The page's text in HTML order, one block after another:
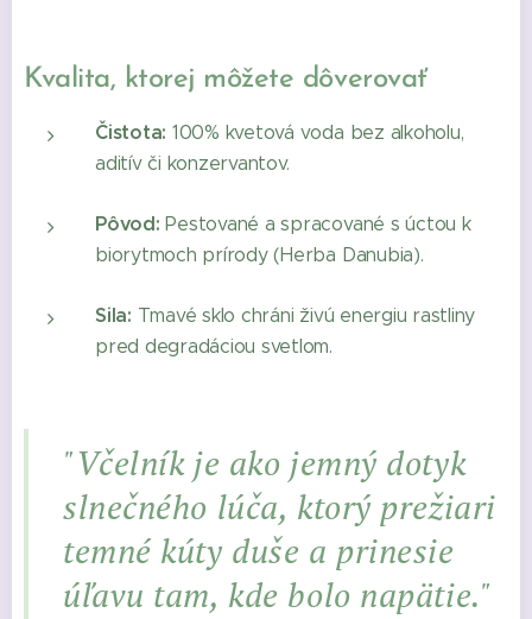
Kvalita, ktorej môžete dôverovať
Čistota: 100% kvetová voda bez alkoholu,
aditív či konzervantov.
Pôvod: Pestované a spracované s úctou k
biorytmoch prírody (Herba Danubia).
Sila: Tmavé sklo chráni živú energiu rastliny
pred degradáciou svetlom.
"Včelník je ako jemný dotyk
slnečného lúča, ktorý prežiari
temné kúty duše a prinesie
úľavu tam, kde bolo napätie."